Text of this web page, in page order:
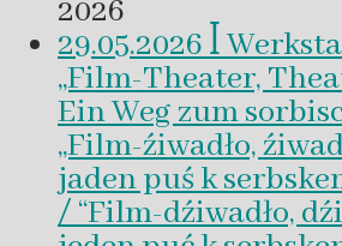
2026
29.05.2026 ꟾ
„Film-Theater,
Ein Weg zum
„Film-źiwadło,
jaden puś k
/ “Film-dźiwadło,